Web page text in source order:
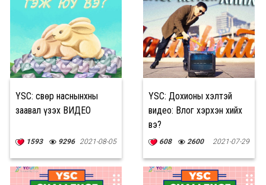
YSC: Өсвөр наснынхны
заавал үзэх ВИДЕО
1593 9296 2021-08-05
YSC: Дохионы хэлтэй
видео: Влог хэрхэн хийх
вэ?
608 2600 2021-07-29